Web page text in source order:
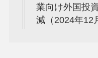
業向け外国投
減（2024年12